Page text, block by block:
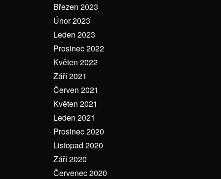
Březen 2023
Únor 2023
Leden 2023
Prosinec 2022
Květen 2022
Září 2021
Červen 2021
Květen 2021
Leden 2021
Prosinec 2020
Listopad 2020
Září 2020
Červenec 2020